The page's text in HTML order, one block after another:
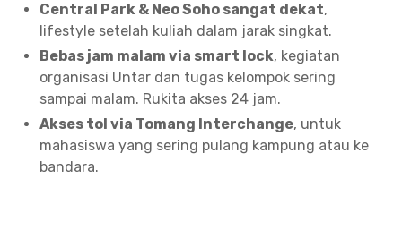
Central Park & Neo Soho sangat dekat,
lifestyle setelah kuliah dalam jarak singkat.
Bebas jam malam via smart lock, kegiatan
organisasi Untar dan tugas kelompok sering
sampai malam. Rukita akses 24 jam.
Akses tol via Tomang Interchange, untuk
mahasiswa yang sering pulang kampung atau ke
bandara.